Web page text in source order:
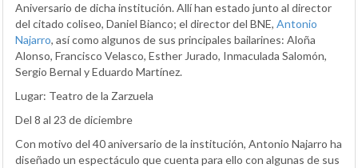
Aniversario de dicha institución. Allí han estado junto al director
del citado coliseo, Daniel Bianco; el director del BNE, Antonio
Najarro, así como algunos de sus principales bailarines: Aloña
Alonso, Francisco Velasco, Esther Jurado, Inmaculada Salomón,
Sergio Bernal y Eduardo Martínez.
Lugar: Teatro de la Zarzuela
Del 8 al 23 de diciembre
Con motivo del 40 aniversario de la institución, Antonio Najarro ha
diseñado un espectáculo que cuenta para ello con algunas de sus